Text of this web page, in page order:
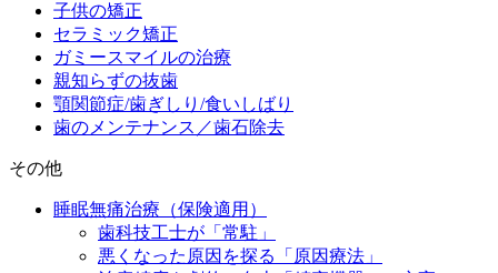
子供の矯正
セラミック矯正
ガミースマイルの治療
親知らずの抜歯
顎関節症/歯ぎしり/食いしばり
歯のメンテナンス／歯石除去
その他
睡眠無痛治療（保険適用）
歯科技工士が「常駐」
悪くなった原因を探る「原因療法」